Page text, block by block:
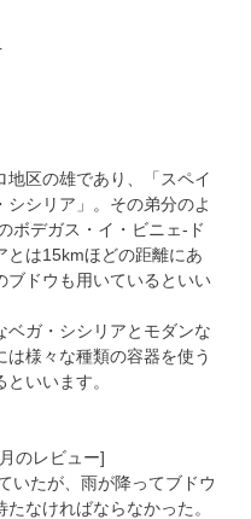
地区の雄であり、「スペイ
シリア」。その弟分のよ
ボデガス・イ・ビニェ-ド
とは15kmほどの距離にあ
ブドウも用いているといい
ベガ・シシリアとモダンな
様々な種類の容器を使う
いいます。
のレビュー]
いたが、雨が降ってブドウ
なければならなかった。